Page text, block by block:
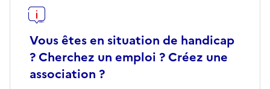
Vous êtes en situation de handicap
? Cherchez un emploi ? Créez une
association ?